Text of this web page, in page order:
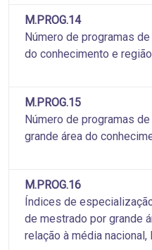
M.PROG.14
Número de programas
do conhecimento e
M.PROG.15
Número de programas
grande área do
M.PROG.16
Índices de
de mestrado por grande
relação à média